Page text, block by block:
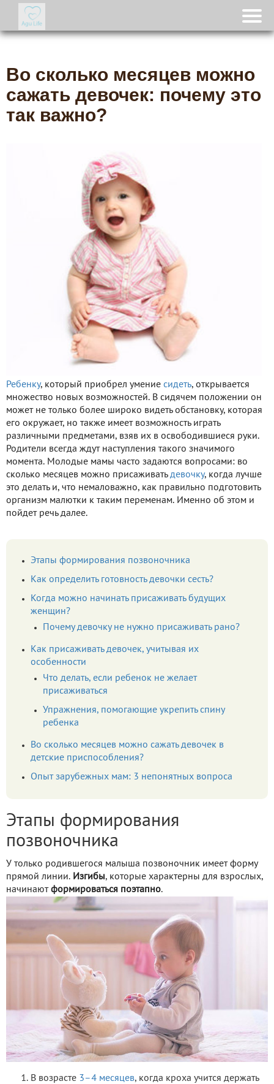
Во сколько месяцев можно
сажать девочек: почему это
так важно?
Ребенку, который приобрел умение сидеть, открывается
множество новых возможностей. В сидячем положении он
может не только более широко видеть обстановку, которая
его окружает, но также имеет возможность играть
различными предметами, взяв их в освободившиеся руки.
Родители всегда ждут наступления такого значимого
момента. Молодые мамы часто задаются вопросами: во
сколько месяцев можно присаживать девочку, когда лучше
это делать и, что немаловажно, как правильно подготовить
организм малютки к таким переменам. Именно об этом и
пойдет речь далее.
Этапы формирования позвоночника
Как определить готовность девочки сесть?
Когда можно начинать присаживать будущих
женщин?
Почему девочку не нужно присаживать рано?
Как присаживать девочек, учитывая их
особенности
Что делать, если ребенок не желает
присаживаться
Упражнения, помогающие укрепить спину
ребенка
Во сколько месяцев можно сажать девочек в
детские приспособления?
Опыт зарубежных мам: 3 непонятных вопроса
Этапы формирования
позвоночника
У только родившегося малыша позвоночник имеет форму
прямой линии. Изгибы, которые характерны для взрослых,
начинают формироваться поэтапно.
В возрасте 3–4 месяцев, когда кроха учится держать